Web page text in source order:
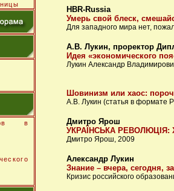
в
HBR-Russia
Умерь свой блеск,
Для западного мира нет,
А.В. Лукин, проректор
Идея «экономического
Лукин Александр
Шовинизм или хаос:
А.В. Лукин (статья в формате
Дмитро Ярош
УКРАЇНСЬКА РЕВОЛЮЦІЯ:
Дмитро Ярош, 2009
Александр Лукин
Знание – вчера, сегодня,
Кризис российского